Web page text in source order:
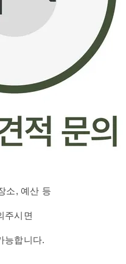
소, 예산 등
주시면
능합니다.